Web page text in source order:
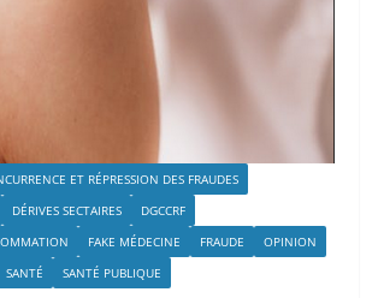
ET RÉPRESSION DES FRAUDES
DÉRIVES SECTAIRES
DGCCRF
FAKE MÉDECINE FRAUDE
OPINION
SANTÉ SANTÉ PUBLIQUE